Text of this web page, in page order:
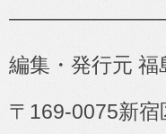
編集・発行元 福
〒 169-0075新宿